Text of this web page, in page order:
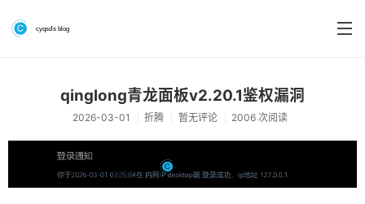
首页
分类
系统&系统工具
硬件测评
qinglong青龙面板v2.20.1鉴权漏洞
2026-03-01 折腾 暂无评论 2006 次阅读